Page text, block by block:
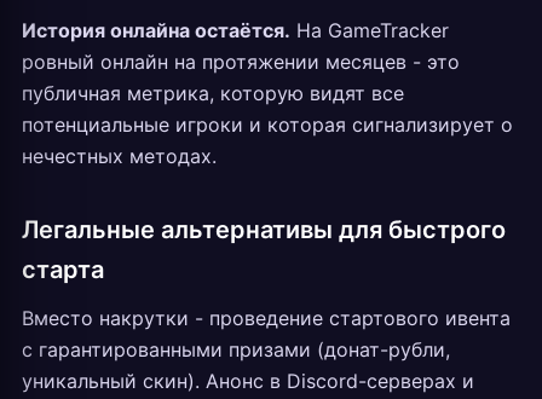
История онлайна остаётся. На GameTracker
ровный онлайн на протяжении месяцев - это
публичная метрика, которую видят все
потенциальные игроки и которая сигнализирует о
нечестных методах.
Легальные альтернативы для быстрого
старта
Вместо накрутки - проведение стартового ивента
с гарантированными призами (донат-рубли,
уникальный скин). Анонс в Discord-серверах и